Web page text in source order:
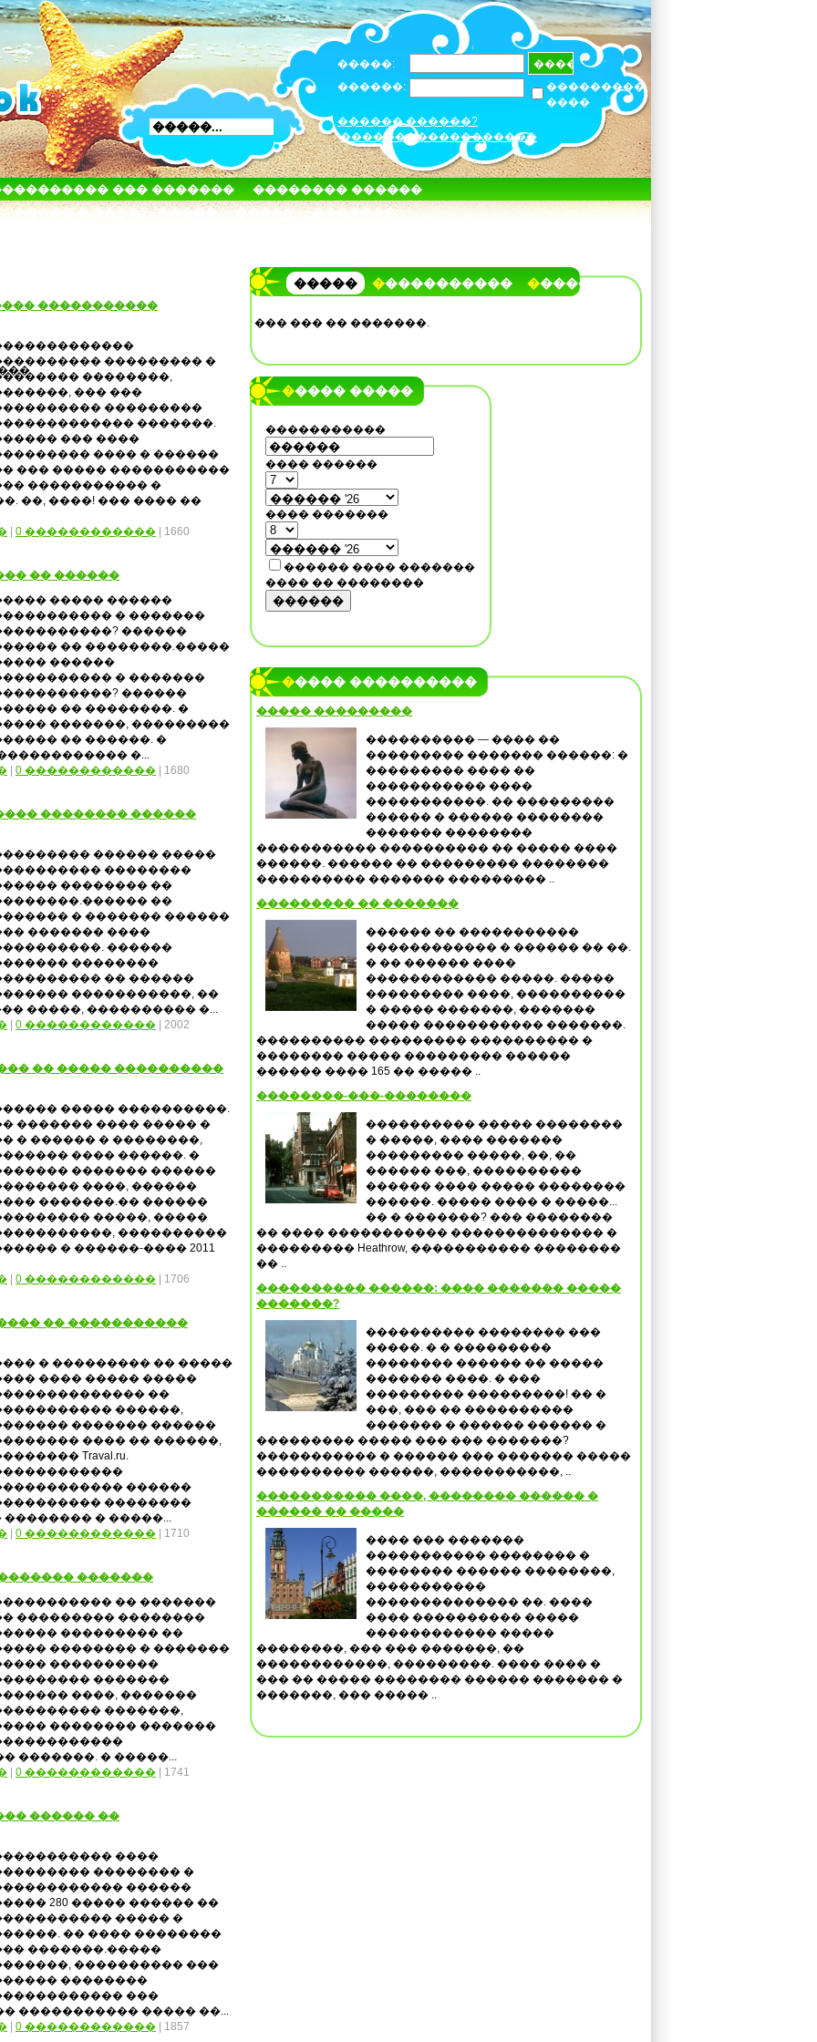
�����:
������:
���������
����
������ ������?
������������������
��� �������
�������� ������
����� � ����
����� ����� �������
�����������
��������� �
��������,
��� ���
���������
�������.
��� ����
���� � ������
��� ����� �����������
����������� �
��, ����! ��� ���� ��
0 ������������ | 1660
�� ������
����� ������
� �������
������
�� ��������.�����
������
� �������
������
�� ��������. �
�������, ���������
�� ������. �
�...
0 ������������ | 1680
�������� ������
������ �����
��������
�������� ��
��
� ������� ������
������� ����
������
��������
�� ������
�����������, ��
�����, ���������� �...
0 ������������ | 2002
�� ����� ����������
����� ����������.
������� ���� ����� �
� ������ � ��������,
���� ������. �
������� ������
����, ������
�������.�� ������
�����, �����
����������
� ������-���� 2011
0 ������������ | 1706
�� �����������
� ��������� �� �����
���� ����� �����
��
������,
������� ������
���� �� ������,
Traval.ru.
������
��������
� �����...
0 ������������ | 1710
�������
�� �������
��������� ��������
��������� ��
�������� � �������
����������
�������
����, �������
�������,
�������� �������
�������. � �����...
0 ������������ | 1741
������ ��
����
�������� �
������
280 ����� ������ ��
����� �
�� ���� ��������
�������.�����
���������� ���
��������
���
����������� ����� ��...
0 ������������ | 1857
����� ����������� �����
��� ��� �� �������.
����� �����
�����������
���� ������
���� �������
������ ���� �������
���� �� ��������
������
����� ����������
����� ���������
���������� — ���� ��
��������� ������� ������: �
��������� ���� ��
����������� ����
�����������. �� ���������
������ � ������ ��������
������� ��������
����������� ���������� �� ����� ����
������. ������ �� ��������� ��������
���������� ������� ��������� ..
��������� �� �������
������ �� �����������
������������ � ������ �� ��.
� �� ������ ����
������������ �����. �����
��������� ����, ����������
� ����� �������, �������
����� ����������� �������.
���������� ��������� ���������� �
�������� ����� ��������� ������
������ ���� 165 �� ����� ..
��������-���-��������
���������� ����� ��������
� �����, ���� �������
��������� �����, ��, ��
������ ���, ����������
������ ���� ����� ��������
������. ����� ���� � �����...
�� � �������? ��� ��������
�� ���� ����������� �������������� �
��������� Heathrow, ����������� ��������
�� ..
���������� ������: ���� ������� �����
�������?
���������� �������� ���
�����. � � ���������
�������� ������ �� �����
������� ����. � ���
��������� ���������! �� �
���, ��� �� ����������
������� � ������ ������ �
��������� ����� ��� ��� �������?
����������� � ������ ��� ������� �����
���������� ������, �����������, ..
����������� ����, �������� ������ �
������ �� �����
���� ��� �������
����������� �������� �
�������� ������ ��������,
�����������
�������������� ��. ����
���� ���������� �����
������������ �����
��������, ��� ��� �������, ��
������������, ���������. ���� ���� �
��� �� ����� �������� ������ ������� �
�������, ��� ����� ..